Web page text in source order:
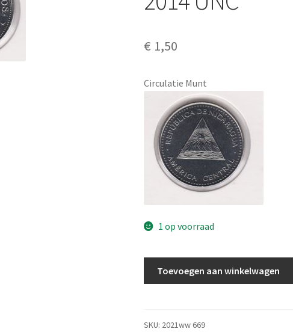
€ 1,50
Circulatie Munt
1 op voorraad
UNC
Toevoegen aan winkelwagen
SKU: 2021ww 669